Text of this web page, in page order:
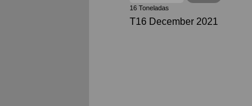
16 Toneladas
T16 December 2021